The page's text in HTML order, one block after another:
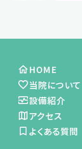
HOME
当院について
設備紹介
アクセス
よくある質問